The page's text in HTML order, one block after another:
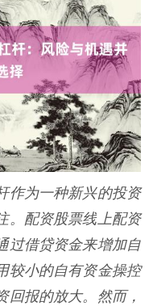
作为一种新兴的投资
。配资股票线上配资
过借贷资金来增加自
较小的自有资金操控
回报的放大。然而，